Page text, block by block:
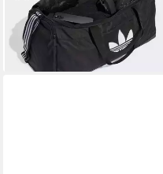
35,00 €
lieferbar - in 1-2 Werktagen bei dir